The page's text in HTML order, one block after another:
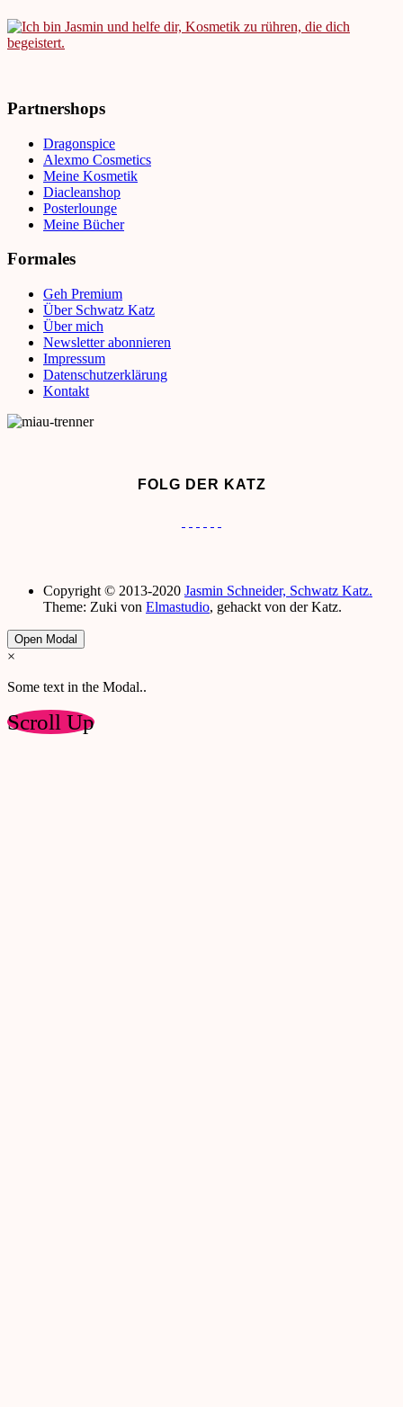
Partnershops
Dragonspice
Alexmo Cosmetics
Meine Kosmetik
Diacleanshop
Posterlounge
Meine Bücher
Formales
Geh Premium
Über Schwatz Katz
Über mich
Newsletter abonnieren
Impressum
Datenschutzerklärung
Kontakt
FOLG DER KATZ
Copyright © 2013-2020 Jasmin Schneider, Schwatz Katz.
Theme: Zuki von Elmastudio, gehackt von der Katz.
Open Modal
×
Some text in the Modal..
Scroll Up